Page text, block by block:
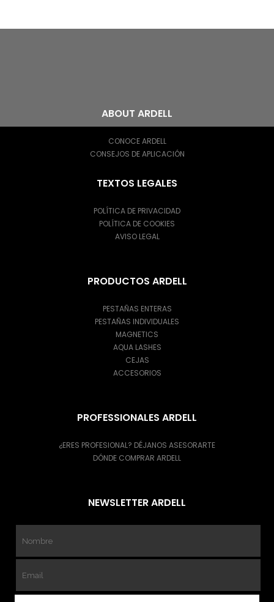
ABOUT ARDELL
CONOCE ARDELL
CONSEJOS DE APLICACIÓN
TEXTOS LEGALES
POLÍTICA DE PRIVACIDAD
POLÍTICA DE COOKIES
AVISO LEGAL
PRODUCTOS ARDELL
PESTAÑAS ENTERAS
PESTAÑAS INDIVIDUALES
MAGNETICS
AQUA LASHES
CEJAS
ACCESORIOS
PROFESSIONALES ARDELL
¿ERES PROFESIONAL? DÉJANOS ASESORARTE
DÓNDE COMPRAR ARDELL
NEWSLETTER ARDELL